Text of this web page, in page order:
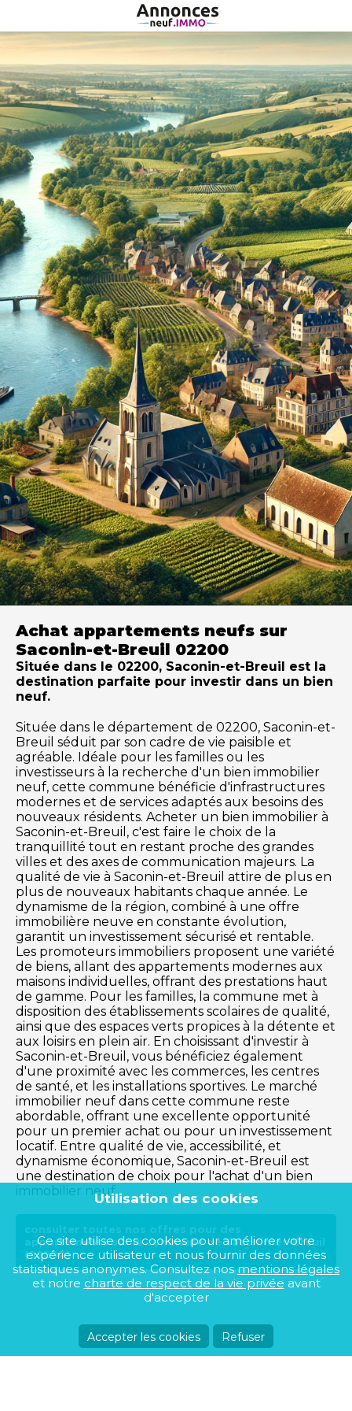
Achat appartements neufs sur
Saconin-et-Breuil 02200
Située dans le 02200, Saconin-et-Breuil est la
destination parfaite pour investir dans un bien
neuf.
Située dans le département de 02200, Saconin-et-
Breuil séduit par son cadre de vie paisible et
agréable. Idéale pour les familles ou les
investisseurs à la recherche d'un bien immobilier
neuf, cette commune bénéficie d'infrastructures
modernes et de services adaptés aux besoins des
nouveaux résidents. Acheter un bien immobilier à
Saconin-et-Breuil, c'est faire le choix de la
tranquillité tout en restant proche des grandes
villes et des axes de communication majeurs. La
qualité de vie à Saconin-et-Breuil attire de plus en
plus de nouveaux habitants chaque année. Le
dynamisme de la région, combiné à une offre
immobilière neuve en constante évolution,
garantit un investissement sécurisé et rentable.
Les promoteurs immobiliers proposent une variété
de biens, allant des appartements modernes aux
maisons individuelles, offrant des prestations haut
de gamme. Pour les familles, la commune met à
disposition des établissements scolaires de qualité,
ainsi que des espaces verts propices à la détente et
aux loisirs en plein air. En choisissant d'investir à
Saconin-et-Breuil, vous bénéficiez également
d'une proximité avec les commerces, les centres
de santé, et les installations sportives. Le marché
immobilier neuf dans cette commune reste
abordable, offrant une excellente opportunité
pour un premier achat ou pour un investissement
locatif. Entre qualité de vie, accessibilité, et
dynamisme économique, Saconin-et-Breuil est
une destination de choix pour l'achat d'un bien
immobilier neuf.
consulter toutes nos offres pour des
appartements sur la commune de Saconin-et-Breuil
(02200)
Utilisation des cookies
Ce site utilise des cookies pour améliorer votre
expérience utilisateur et nous fournir des données
statistiques anonymes. Consultez nosmentions légales
et notre charte de respect de la vie privée avant
d'accepter
Accepter les cookies Refuser